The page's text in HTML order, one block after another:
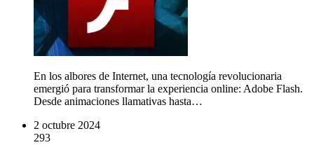
En los albores de Internet, una tecnología revolucionaria
emergió para transformar la experiencia online: Adobe Flash.
Desde animaciones llamativas hasta…
2 octubre 2024
293